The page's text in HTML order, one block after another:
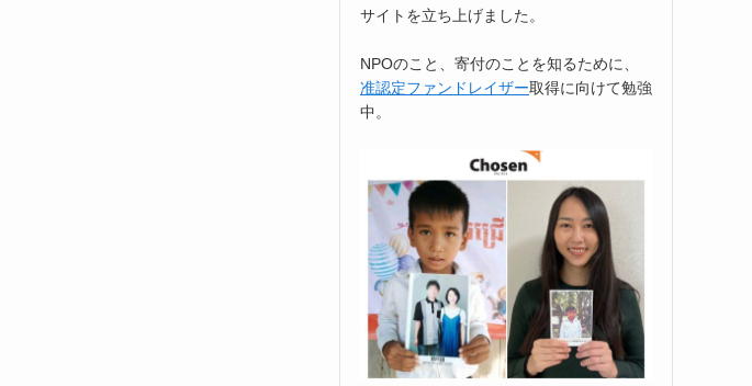
サイトを立ち上げました。
NPOのこと、寄付のことを知るために、
准認定ファンドレイザー取得に向けて勉強
中。